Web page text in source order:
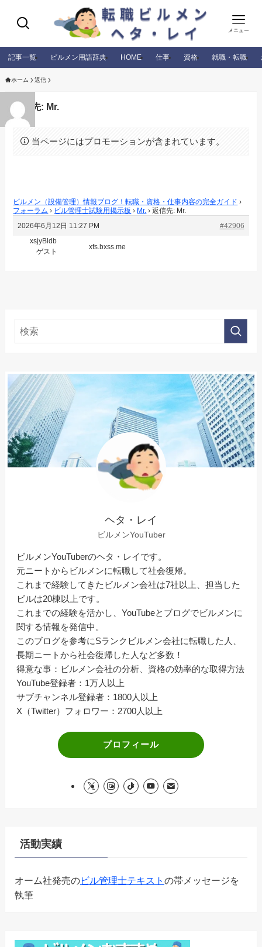
メニュー
記事一覧 ビルメン用語辞典 HOME 仕事 資格 就職・転職
ホーム 返信
返信先: Mr.
当ページにはプロモーションが含まれています。
ビルメン（設備管理）情報ブログ！転職・資格・仕事内容の完全ガイド ›
フォーラム › ビル管理士試験用掲示板 › Mr. › 返信先: Mr.
2026年6月12日 11:27 PM
#42906
xsjyBldb
ゲスト
xfs.bxss.me
ヘタ・レイ
ビルメンYouTuber
ビルメンYouTuberのヘタ・レイです。
元ニートからビルメンに転職して社会復帰。
これまで経験してきたビルメン会社は7社以上、担当した
ビルは20棟以上です。
これまでの経験を活かし、YouTubeとブログでビルメンに
関する情報を発信中。
このブログを参考にSランクビルメン会社に転職した人、
長期ニートから社会復帰した人など多数！
得意な事：ビルメン会社の分析、資格の効率的な取得方法
YouTube登録者：1万人以上
サブチャンネル登録者：1800人以上
X（Twitter）フォロワー：2700人以上
プロフィール
活動実績
オーム社発売のビル管理士テキスト の帯メッセージを
執筆